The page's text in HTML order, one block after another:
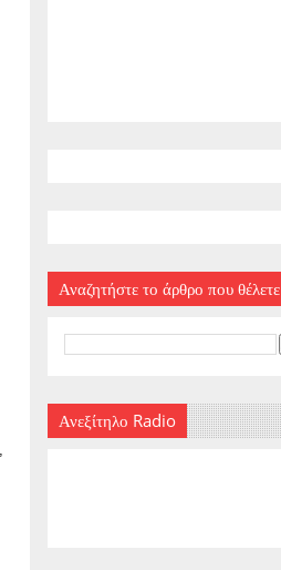
Αναζητήστε το άρθρο που θέλετε
Ανεξίτηλο Radio